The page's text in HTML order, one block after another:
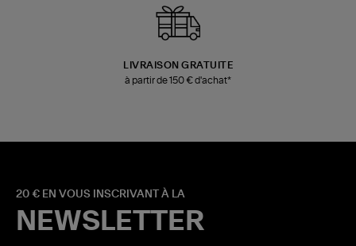
LIVRAISON GRATUITE
à partir de 150 € d'achat*
20 € EN VOUS INSCRIVANT À LA
NEWSLETTER